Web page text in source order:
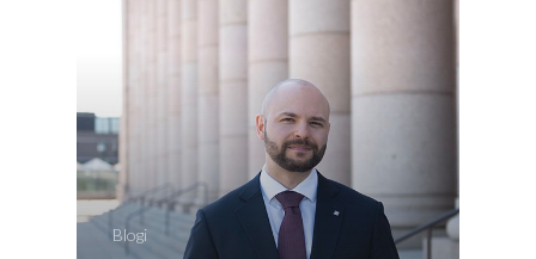
Blogi
Etusivu
Joonas